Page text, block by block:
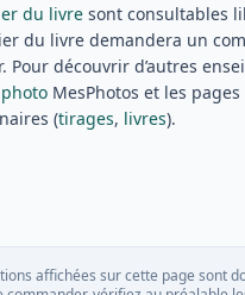
du livre sont consultables
du livre demandera un
Pour découvrir d’autres
MesPhotos et les
(tirages, livres).
affichées sur cette page sont